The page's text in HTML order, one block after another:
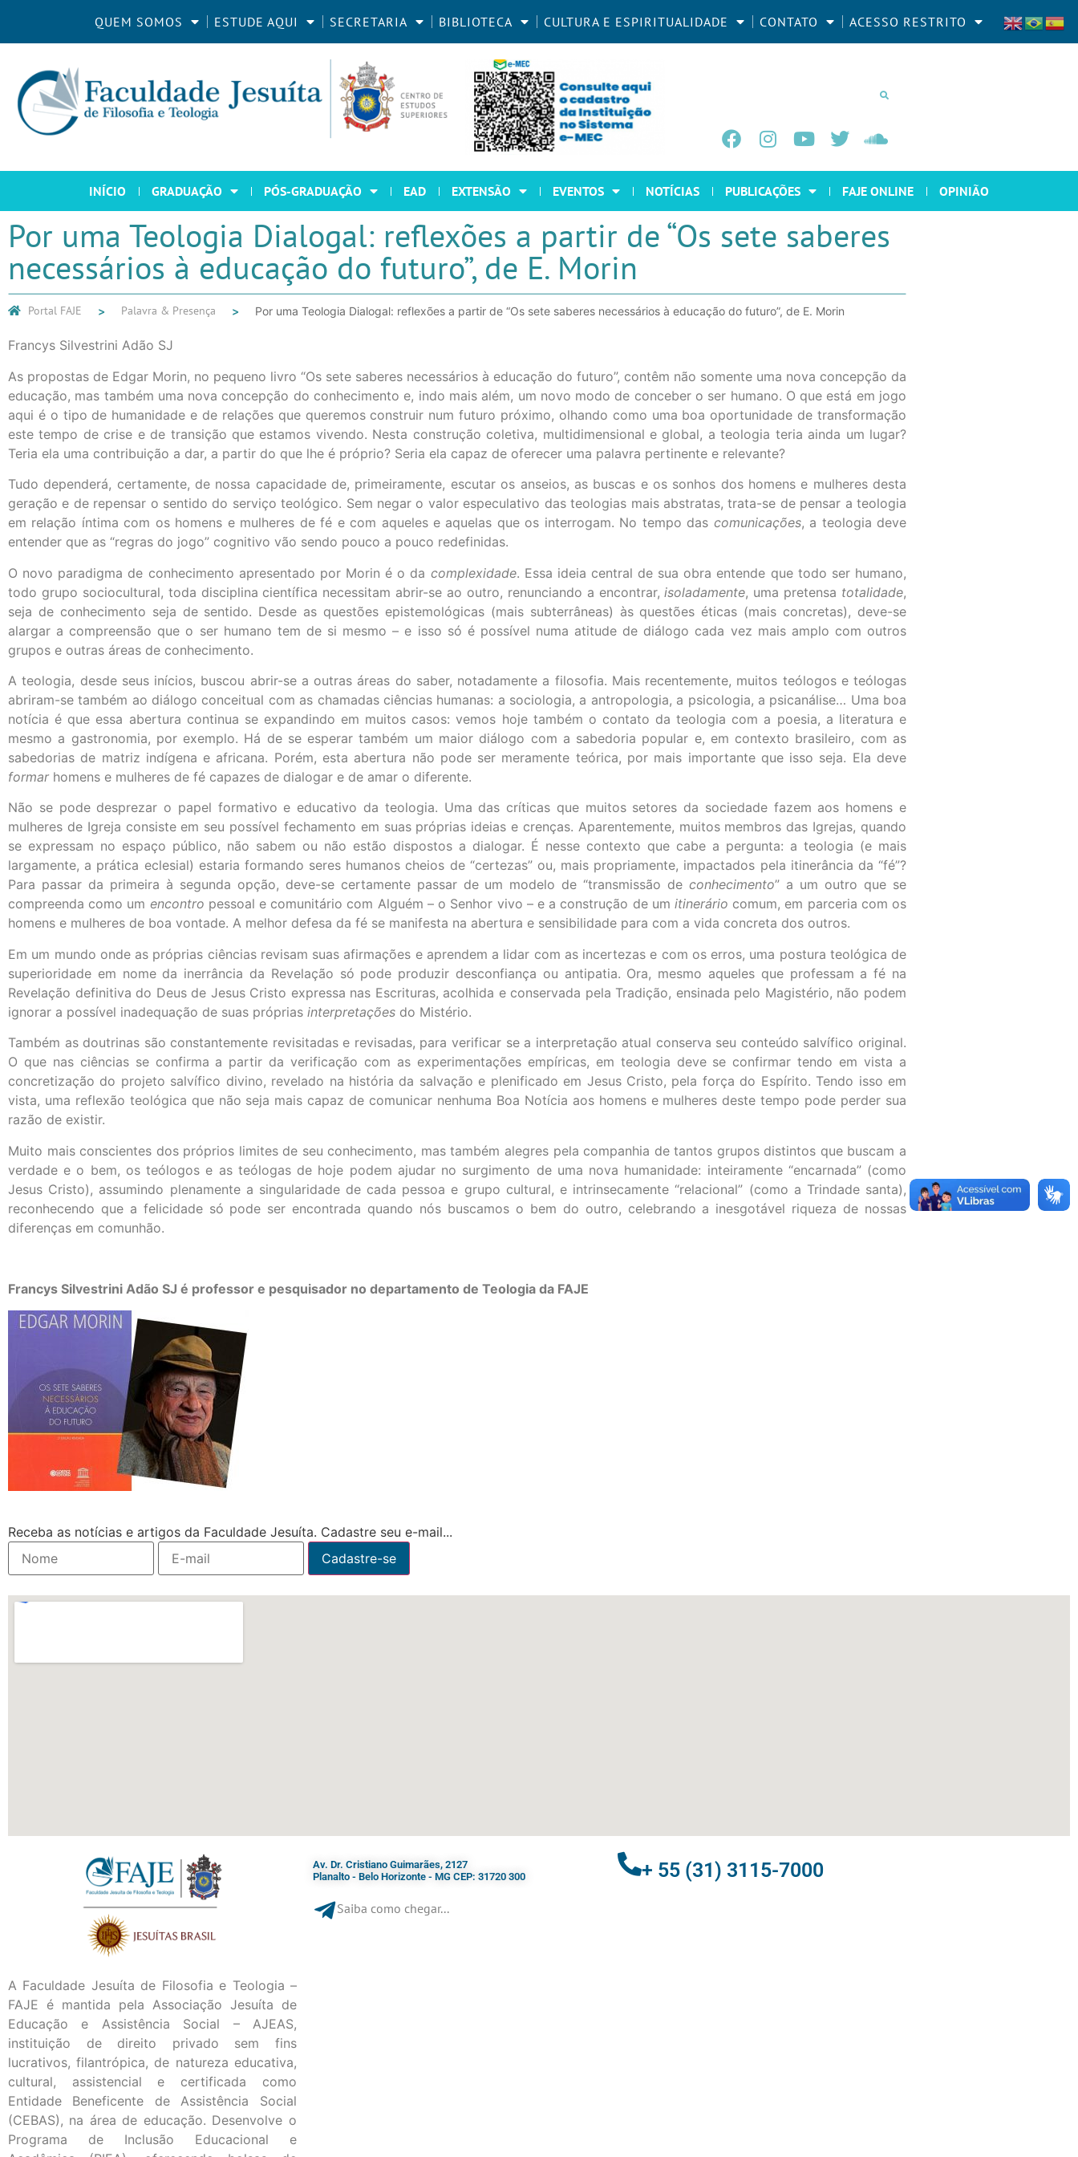
QUEM SOMOS ESTUDE AQUI SECRETARIA BIBLIOTECA CULTURA E ESPIRITUALIDADE CONTATO ACESSO RESTRITO
INÍCIO GRADUAÇÃO PÓS-GRADUAÇÃO EAD EXTENSÃO EVENTOS NOTÍCIAS PUBLICAÇÕES FAJE ONLINE OPINIÃO
Por uma Teologia Dialogal: reflexões a partir de “Os sete saberes
necessários à educação do futuro”, de E. Morin
Portal FAJE Palavra & Presença Por uma Teologia Dialogal: reflexões a partir de “Os sete saberes necessários à educação do futuro”, de E. Morin
Francys Silvestrini Adão SJ
As propostas de Edgar Morin, no pequeno livro “Os sete saberes necessários à educação do futuro”, contêm não somente uma nova concepção da
educação, mas também uma nova concepção do conhecimento e, indo mais além, um novo modo de conceber o ser humano. O que está em jogo
aqui é o tipo de humanidade e de relações que queremos construir num futuro próximo, olhando como uma boa oportunidade de transformação
este tempo de crise e de transição que estamos vivendo. Nesta construção coletiva, multidimensional e global, a teologia teria ainda um lugar?
Teria ela uma contribuição a dar, a partir do que lhe é próprio? Seria ela capaz de oferecer uma palavra pertinente e relevante?
Tudo dependerá, certamente, de nossa capacidade de, primeiramente, escutar os anseios, as buscas e os sonhos dos homens e mulheres desta
geração e de repensar o sentido do serviço teológico. Sem negar o valor especulativo das teologias mais abstratas, trata-se de pensar a teologia
em relação íntima com os homens e mulheres de fé e com aqueles e aquelas que os interrogam. No tempo das comunicações, a teologia deve
entender que as “regras do jogo” cognitivo vão sendo pouco a pouco redefinidas.
O novo paradigma de conhecimento apresentado por Morin é o da complexidade. Essa ideia central de sua obra entende que todo ser humano,
todo grupo sociocultural, toda disciplina científica necessitam abrir-se ao outro, renunciando a encontrar,isoladamente, uma pretensa totalidade,
seja de conhecimento seja de sentido. Desde as questões epistemológicas (mais subterrâneas) às questões éticas (mais concretas), deve-se
alargar a compreensão que o ser humano tem de si mesmo – e isso só é possível numa atitude de diálogo cada vez mais amplo com outros
grupos e outras áreas de conhecimento.
A teologia, desde seus inícios, buscou abrir-se a outras áreas do saber, notadamente a filosofia. Mais recentemente, muitos teólogos e teólogas
abriram-se também ao diálogo conceitual com as chamadas ciências humanas: a sociologia, a antropologia, a psicologia, a psicanálise… Uma boa
notícia é que essa abertura continua se expandindo em muitos casos: vemos hoje também o contato da teologia com a poesia, a literatura e
mesmo a gastronomia, por exemplo. Há de se esperar também um maior diálogo com a sabedoria popular e, em contexto brasileiro, com as
sabedorias de matriz indígena e africana. Porém, esta abertura não pode ser meramente teórica, por mais importante que isso seja. Ela deve
formarhomens e mulheres de fé capazes de dialogar e de amar o diferente.
Não se pode desprezar o papel formativo e educativo da teologia. Uma das críticas que muitos setores da sociedade fazem aos homens e
mulheres de Igreja consiste em seu possível fechamento em suas próprias ideias e crenças. Aparentemente, muitos membros das Igrejas, quando
se expressam no espaço público, não sabem ou não estão dispostos a dialogar. É nesse contexto que cabe a pergunta: a teologia (e mais
largamente, a prática eclesial) estaria formando seres humanos cheios de “certezas” ou, mais propriamente, impactados pela itinerância da “fé”?
Para passar da primeira à segunda opção, deve-se certamente passar de um modelo de “transmissão deconhecimento” a um outro que se
compreenda como um encontro pessoal e comunitário com Alguém – o Senhor vivo – e a construção de um itinerário comum, em parceria com os
homens e mulheres de boa vontade. A melhor defesa da fé se manifesta na abertura e sensibilidade para com a vida concreta dos outros.
Em um mundo onde as próprias ciências revisam suas afirmações e aprendem a lidar com as incertezas e com os erros, uma postura teológica de
superioridade em nome da inerrância da Revelação só pode produzir desconfiança ou antipatia. Ora, mesmo aqueles que professam a fé na
Revelação definitiva do Deus de Jesus Cristo expressa nas Escrituras, acolhida e conservada pela Tradição, ensinada pelo Magistério, não podem
ignorar a possível inadequação de suas próprias interpretações do Mistério.
Também as doutrinas são constantemente revisitadas e revisadas, para verificar se a interpretação atual conserva seu conteúdo salvífico original.
O que nas ciências se confirma a partir da verificação com as experimentações empíricas, em teologia deve se confirmar tendo em vista a
concretização do projeto salvífico divino, revelado na história da salvação e plenificado em Jesus Cristo, pela força do Espírito. Tendo isso em
vista, uma reflexão teológica que não seja mais capaz de comunicar nenhuma Boa Notícia aos homens e mulheres deste tempo pode perder sua
razão de existir.
Muito mais conscientes dos próprios limites de seu conhecimento, mas também alegres pela companhia de tantos grupos distintos que buscam a
verdade e o bem, os teólogos e as teólogas de hoje podem ajudar no surgimento de uma nova humanidade: inteiramente “encarnada” (como
Jesus Cristo), assumindo plenamente a singularidade de cada pessoa e grupo cultural, e intrinsecamente “relacional” (como a Trindade santa),
reconhecendo que a felicidade só pode ser encontrada quando nós buscamos o bem do outro, celebrando a inesgotável riqueza de nossas
diferenças em comunhão.
Francys Silvestrini Adão SJ é professor e pesquisador no departamento de Teologia da FAJE
Receba as notícias e artigos da Faculdade Jesuíta. Cadastre seu e-mail...
A Faculdade Jesuíta de Filosofia e Teologia –
FAJE é mantida pela Associação Jesuíta de
Educação e Assistência Social – AJEAS,
instituição de direito privado sem fins
lucrativos, filantrópica, de natureza educativa,
cultural, assistencial e certificada como
Entidade Beneficente de Assistência Social
(CEBAS), na área de educação. Desenvolve o
Programa de Inclusão Educacional e
Av. Dr. Cristiano Guimarães, 2127
Planalto - Belo Horizonte - MG CEP: 31720 300
Saiba como chegar...
+ 55 (31) 3115-7000​